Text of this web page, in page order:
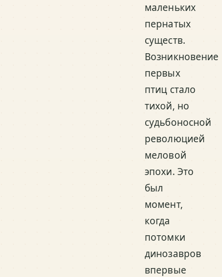
маленьких
пернатых
существ.
Возникновение
первых
птиц стало
тихой, но
судьбоносной
революцией
меловой
эпохи. Это
был
момент,
когда
потомки
динозавров
впервые